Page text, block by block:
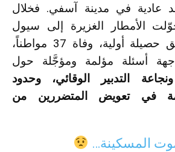
عادية في مدينة آسفي. فخلال
الأمطار الغزيرة إلى سيول
جارفة خلّفت، وفق حصيلة أولية، وفاة 37 مواطناً،
أسئلة مؤلمة ومؤجَّلة حول
التدبير الوقائي، وحدود
في تعويض المتضررين من
المسكينة…